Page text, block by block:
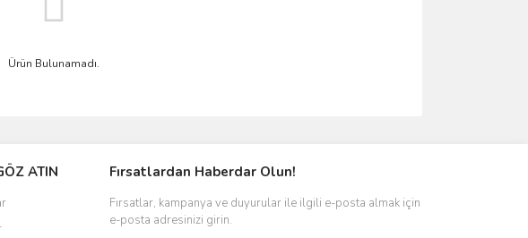
Ürün Bulunamadı.
ATIN Fırsatlardan Haberdar Olun!
Fırsatlar, kampanya ve duyurular ile ilgili e-posta almak için
e-posta adresinizi girin.